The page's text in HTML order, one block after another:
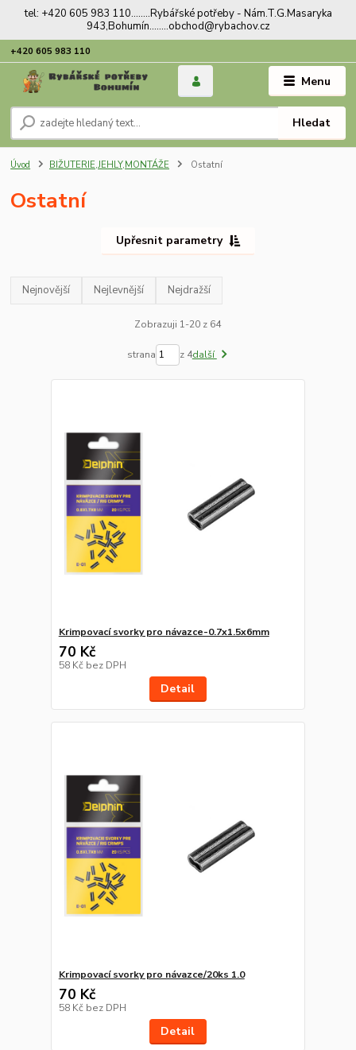
tel: +420 605 983 110........Rybářské potřeby - Nám.T.G.Masaryka
943,Bohumín........obchod@rybachov.cz
Menu
Hledat
+420 605 983 110
Úvod BIŽUTERIE,JEHLY,MONTÁŽE Ostatní
Ostatní
Upřesnit parametry
Nejnovější Nejlevnější Nejdražší
Zobrazuji 1-20 z 64
strana z 4další
Krimpovací svorky pro návazce-0.7x1.5x6mm
70 Kč
58 Kč bez DPH
Detail
Krimpovací svorky pro návazce/20ks 1.0
70 Kč
58 Kč bez DPH
Detail